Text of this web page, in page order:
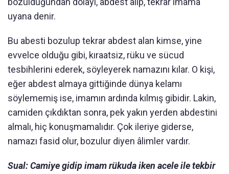
uyana denir.
Bu abesti bozulup tekrar abdest alan kimse, yine
evvelce olduğu gibi, kıraatsiz, rüku ve sücud
tesbihlerini ederek, söyleyerek namazını kılar. O kişi,
eğer abdest almaya gittiğinde dünya kelamı
söylememiş ise, imamın ardında kılmış gibidir. Lakin,
camiden çıkdıktan sonra, pek yakın yerden abdestini
almalı, hiç konuşmamalıdır. Çok ileriye giderse,
namazı fasid olur, bozulur diyen âlimler vardır.
Sual: Camiye gidip imam rükuda iken acele ile tekbir